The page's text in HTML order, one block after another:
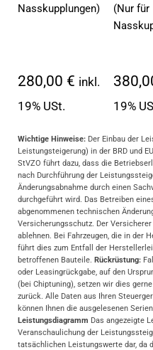
Nasskupplungen)
280,00 € inkl.
19% USt.
(Nur für
19%
Wichtige Hinweise: Der Einbau der
Leistungsteigerung) in der BRD und
StVZO führt dazu, dass die
nach Durchführung der
Änderungsabnahme durch einen
durchgeführt wird. Das Betreiben
abgenommenen technischen
Versicherungsschutz. Der
ablehnen. Bei Fahrzeugen, die in der
führt dies zum Entfall der
betroffenen Bauteile. Rückrüstung:
oder Leasingrückgabe, auf den
(bei Chiptuning), setzen wir dies
zurück. Alle Daten aus Ihren
können Ihnen die ausgelesenen
Leistungsdiagramm Das angezeigte
Veranschaulichung der
tatsächlichen Leistungswerte dar, da